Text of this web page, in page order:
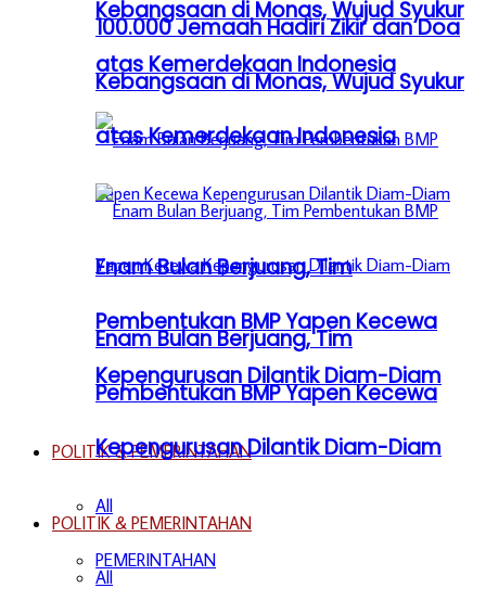
Kebangsaan di Monas, Wujud Syukur
atas Kemerdekaan Indonesia
Enam Bulan Berjuang, Tim
Pembentukan BMP Yapen Kecewa
Kepengurusan Dilantik Diam-Diam
POLITIK & PEMERINTAHAN
All
PEMERINTAHAN
100.000 Jemaah Hadiri Zikir dan Doa
Kebangsaan di Monas, Wujud Syukur
atas Kemerdekaan Indonesia
Enam Bulan Berjuang, Tim
Pembentukan BMP Yapen Kecewa
Kepengurusan Dilantik Diam-Diam
POLITIK & PEMERINTAHAN
All